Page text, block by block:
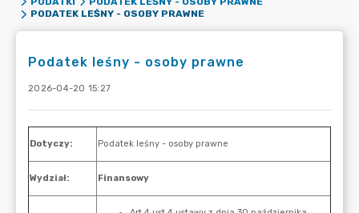
PODATEK LEŚNY - OSOBY PRAWNE
Podatek leśny - osoby prawne
2026-04-20 15:27